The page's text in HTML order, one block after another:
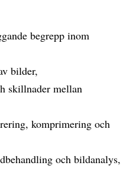
begrepp inom
bilder,
skillnader mellan
komprimering och
och bildanalys,